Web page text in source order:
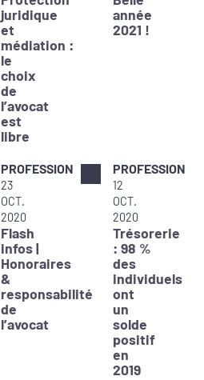
juridique
et
médiation :
le
choix
de
l’avocat
est
libre
année
2021 !
PROFESSION
23
OCT.
2020
Flash
infos |
Honoraires
&
responsabilité
de
l’avocat
PROFESSION
12
OCT.
2020
Trésorerie
: 98 %
des
individuels
ont
un
solde
positif
en
2019